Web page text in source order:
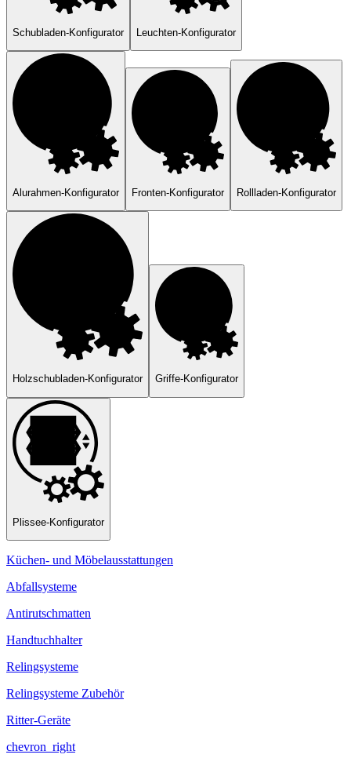
Schubladen-Konfigurator Leuchten-Konfigurator
Alurahmen-Konfigurator Fronten-Konfigurator Rollladen-Konfigurator
Holzschubladen-Konfigurator Griffe-Konfigurator
Plissee-Konfigurator
Küchen- und Möbelausstattungen
Abfallsysteme
Antirutschmatten
Handtuchhalter
Relingsysteme
Relingsysteme Zubehör
Ritter-Geräte
chevron_right